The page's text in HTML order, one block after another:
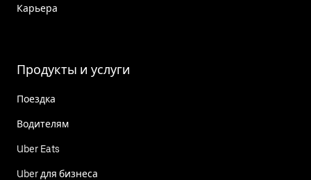
Карьера
Продукты и услуги
Поездка
Водителям
Uber Eats
Uber для бизнеса